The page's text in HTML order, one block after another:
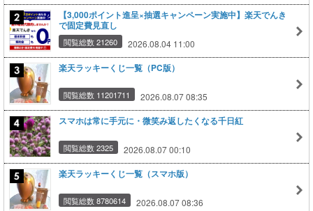
【3,000ポイント進呈×抽選キャンペーン実施中】楽天でんき
で固定費見直し
閲覧総数 21260 2026.08.04 11:00
楽天ラッキーくじ一覧（PC版）
閲覧総数 11201711 2026.08.07 08:35
スマホは常に手元に・微笑み返したくなる千日紅
閲覧総数 2325 2026.08.07 00:10
楽天ラッキーくじ一覧（スマホ版）
閲覧総数 8780614 2026.08.07 08:36